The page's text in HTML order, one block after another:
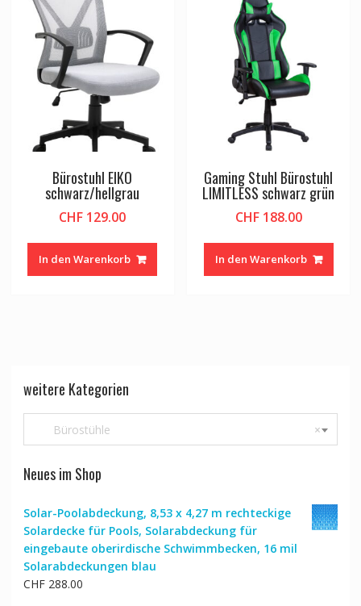
Bürostuhl EIKO
schwarz/hellgrau
CHF 129.00
In den Warenkorb
Gaming Stuhl Bürostuhl
LIMITLESS schwarz grün
CHF188.00
In den Warenkorb
weitere Kategorien
×
Bürostühle
Neues im Shop
Solar-Poolabdeckung, 8,53 x 4,27 m rechteckige
Solardecke für Pools, Solarabdeckung für
eingebaute oberirdische Schwimmbecken, 16 mil
Solarabdeckungen blau
CHF288.00